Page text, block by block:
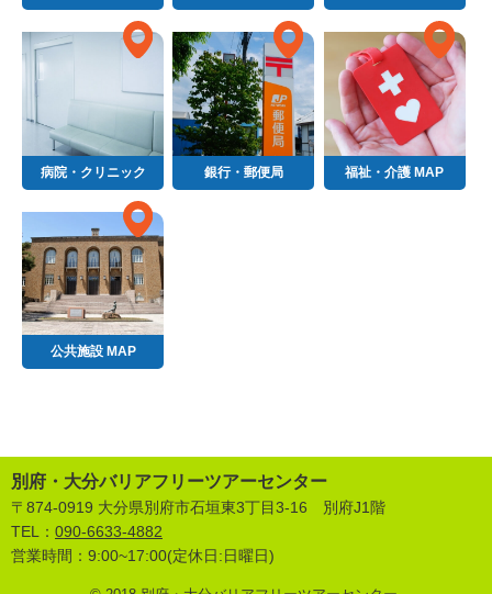
病院・クリニック 銀行・郵便局 福祉・介護 MAP
公共施設 MAP
別府・大分バリアフリーツアーセンター
〒874-0919 大分県別府市石垣東3丁目3-16 別府J1階
TEL： 090-6633-4882
営業時間：9:00~17:00(定休日:日曜日)